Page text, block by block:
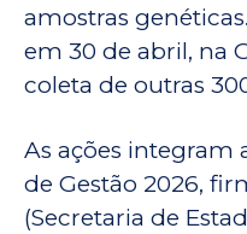
amostras
em 30 de abril, na
coleta de outras
As ações integram
de Gestão 2026,
(Secretaria de